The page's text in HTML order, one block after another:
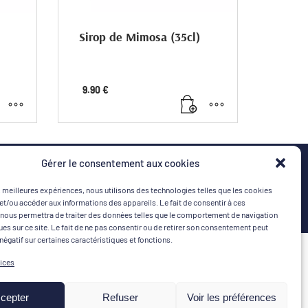
Gérer le consentement aux cookies
meilleures expériences, nous utilisons des technologies telles que les cookies
ou accéder aux informations des appareils. Le fait de consentir à ces
permettra de traiter des données telles que le comportement de navigation
sur ce site. Le fait de ne pas consentir ou de retirer son consentement peut
sur certaines caractéristiques et fonctions.
Refuser Voir les préférences
Sirop de Mimosa (35cl)
emblématique de la Côte d’Azur. À
Saint-Raphaël, sur la Route du Mimosa,
laissez-vous séduire par ses arômes
douceur du sud.
9.90€
MON COMPTE
Connexion | Créer un compte